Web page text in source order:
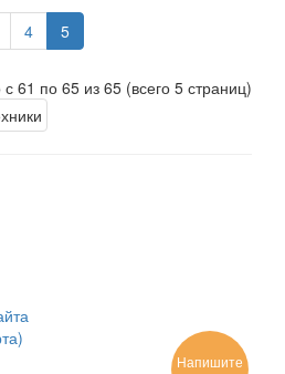
4 5
с 61 по 65 из 65 (всего 5 страниц)
Напишите